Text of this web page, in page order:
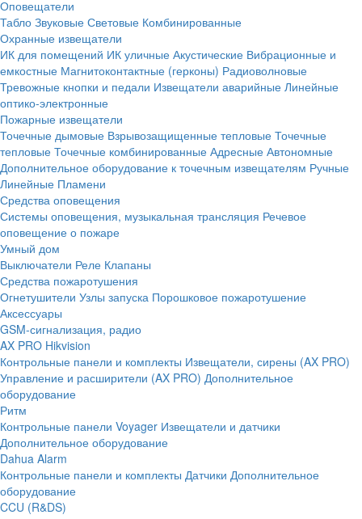
Оповещатели
Табло Звуковые Световые Комбинированные
Охранные извещатели
ИК для помещений ИК уличные Акустические Вибрационные и
емкостные Магнитоконтактные (герконы) Радиоволновые
Тревожные кнопки и педали Извещатели аварийные Линейные
оптико-электронные
Пожарные извещатели
Точечные дымовые Взрывозащищенные тепловые Точечные
тепловые Точечные комбинированные Адресные Автономные
Дополнительное оборудование к точечным извещателям Ручные
Линейные Пламени
Средства оповещения
Системы оповещения, музыкальная трансляция Речевое
оповещение о пожаре
Умный дом
Выключатели Реле Клапаны
Средства пожаротушения
Огнетушители Узлы запуска Порошковое пожаротушение
Аксессуары
GSM-сигнализация, радио
AX PRO Hikvision
Контрольные панели и комплекты Извещатели, сирены (AX PRO)
Управление и расширители (AX PRO) Дополнительное
оборудование
Ритм
Контрольные панели Voyager Извещатели и датчики
Дополнительное оборудование
Dahua Alarm
Контрольные панели и комплекты Датчики Дополнительное
оборудование
CCU (R&DS)